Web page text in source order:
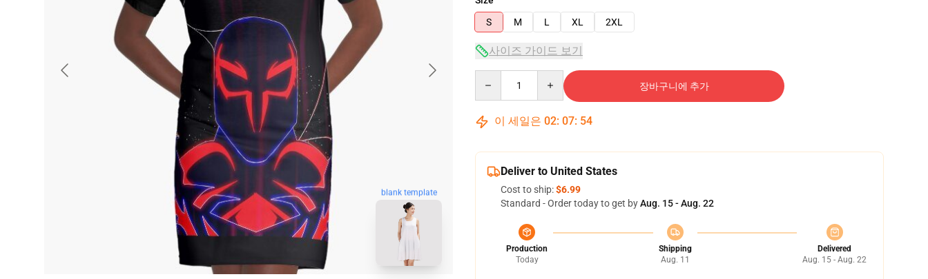
blank template
S
M L XL 2XL
사이즈 가이드 보기
장바구니에 추가
이 세일은 02: 07: 53
Deliver to United States
Cost to ship:$6.99
Standard - Order today to get byAug. 15 - Aug. 22
Production
Today
Shipping
Aug. 11
Delivered
Aug. 15 - Aug. 22